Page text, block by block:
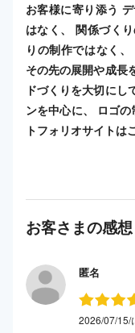
お客様に寄り添う
はなく、 関係づく
りの制作ではなく
その先の展開や成長
ドづくりを大切にし
ンを中心に、 ロゴ
トフォリオサイト
お客さまの感想
匿名
2026/07/15/